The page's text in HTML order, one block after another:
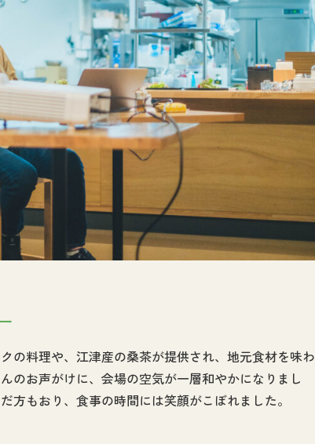
の料理や、江津産の桑茶が提供され、地元食材を味わ
のお声がけに、会場の空気が一層和やかになりまし
もおり、食事の時間には笑顔がこぼれました。